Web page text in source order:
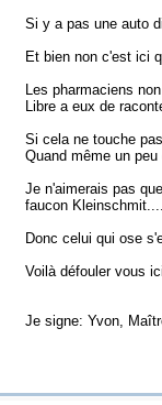
Si y a pas une auto
Et bien non c'est ici
Les pharmaciens
Libre a eux de
Si cela ne touche pas
Quand même un
Je n'aimerais pas
faucon
Donc celui qui ose
Voilà défouler vous
Je signe: Yvon,